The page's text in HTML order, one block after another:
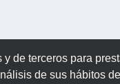
de terceros para
de sus hábitos